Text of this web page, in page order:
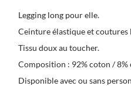
Legging long pour elle.
Ceinture élastique et coutures
Tissu doux au toucher.
Composition : 92% coton / 8%
Disponible avec ou sans